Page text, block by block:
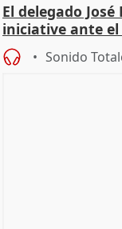
El delegado
iniciative ante
hogar en Madri
Sonido